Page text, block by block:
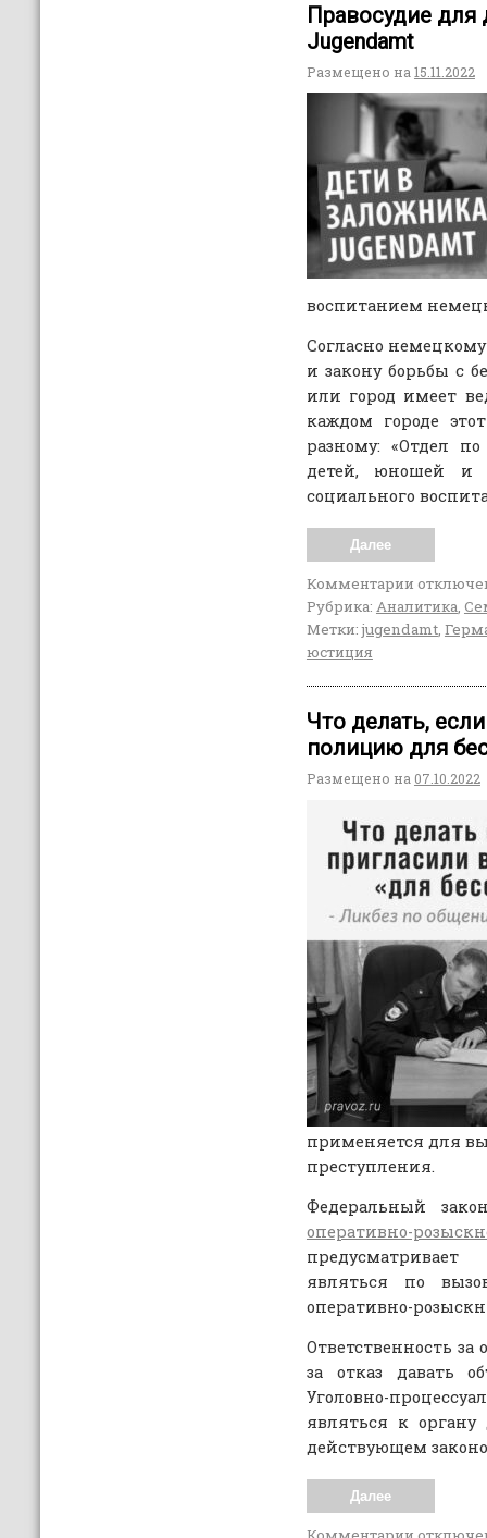
Правосудие для
Jugendamt
Размещено на 15.11.2022
воспитанием
Согласно
и закону борьбы с
или город имеет
каждом городе
разному: «Отдел
детей, юношей и
социального
Далее
Комментарии
Рубрика: Аналитика,
Метки: jugendamt,
юстиция
Что делать,
полицию для
Размещено на 07.10.2022
применяется для
преступления.
Федеральный
оперативно-
являться по
оперативно-
Ответственность
за отказ давать
Уголовно-
являться к органу
действующем
Далее